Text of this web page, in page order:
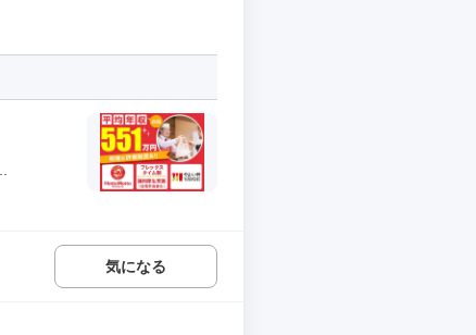
気になる